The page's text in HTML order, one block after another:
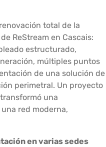
total de la
ReStream en Cascais:
estructurado,
múltiples puntos
de una solución de
perimetral. Un proyecto
una
red moderna,
en varias sedes